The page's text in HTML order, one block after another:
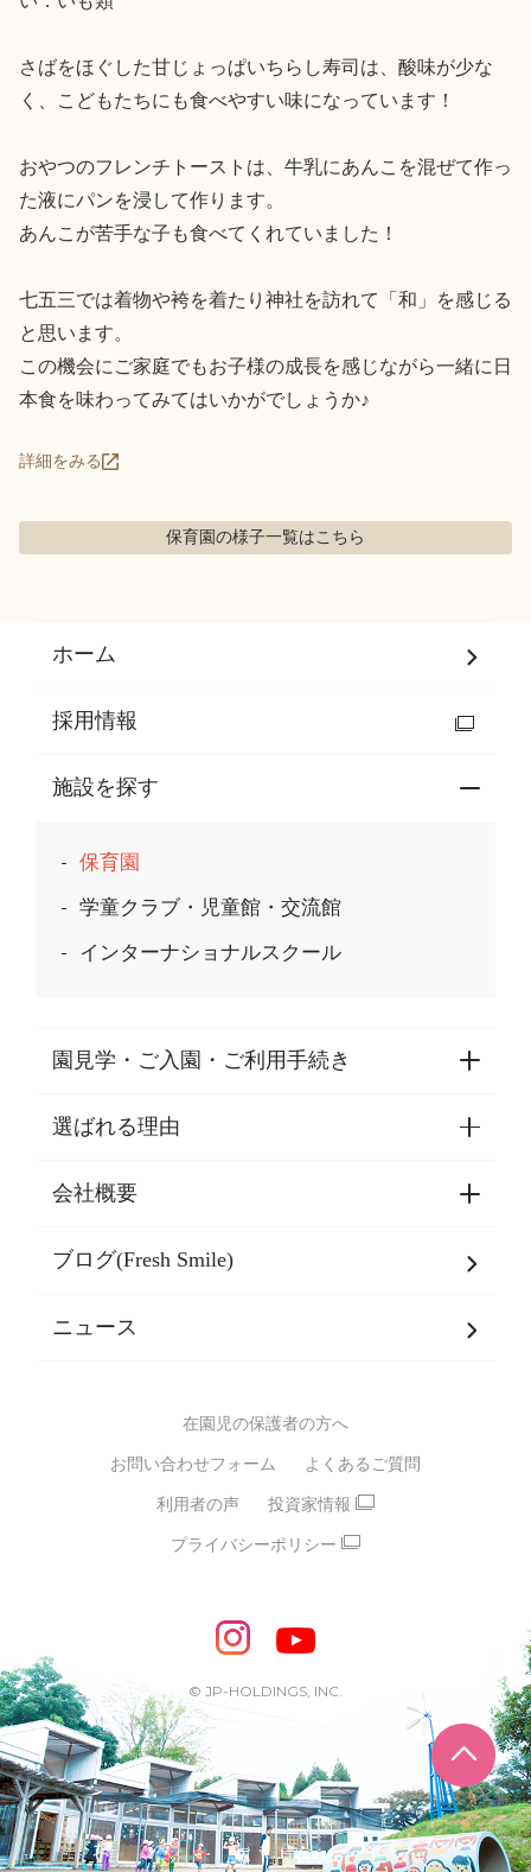
さばをほぐした甘じょっぱいちらし寿司は、酸味が少な
く、こどもたちにも食べやすい味になっています！
おやつのフレンチトーストは、牛乳にあんこを混ぜて作っ
た液にパンを浸して作ります。
あんこが苦手な子も食べてくれていました！
七五三では着物や袴を着たり神社を訪れて「和」を感じる
と思います。
この機会にご家庭でもお子様の成長を感じながら一緒に日
本食を味わってみてはいかがでしょうか♪
詳細をみる
保育園の様子一覧はこちら
ページ
ホーム
採用情報
施設を探す
保育園
学童クラブ・児童館・交流館
インターナショナルスクール
園見学・ご入園・ご利用手続き
園見学・ご入園・ご利用手続き
東京都認証保育所空き状況
選ばれる理由
選ばれる理由一覧
乳児期・幼児期・
バイリンガル保育園
スポーツ保育園
モンテッソーリ式保育園
STEAMS保育・学童
えいご
めざせ！バイリンガル！
めざせ！アスリート教室
ピアノ教室♪ ドレミっこ
めざせ!HIPHOPダンサー!
輝け！チアリーダー
学童期向けプログラム
会社概要
会社概要
SDGsについて
ブログ(Fresh Smile)
ニュース
在園児の保護者の方へ
お問い合わせフォーム よくあるご質問
利用者の声 投資家情報
プライバシーポリシー
© JP-HOLDINGS, INC.